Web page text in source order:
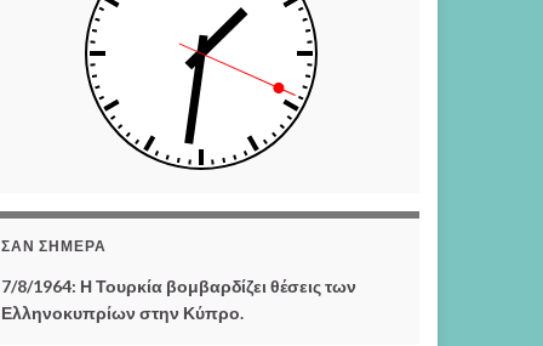
ΣΑΝ ΣΉΜΕΡΑ
7/8/1964: Η Τουρκία βομβαρδίζει θέσεις των
Ελληνοκυπρίων στην Κύπρο.